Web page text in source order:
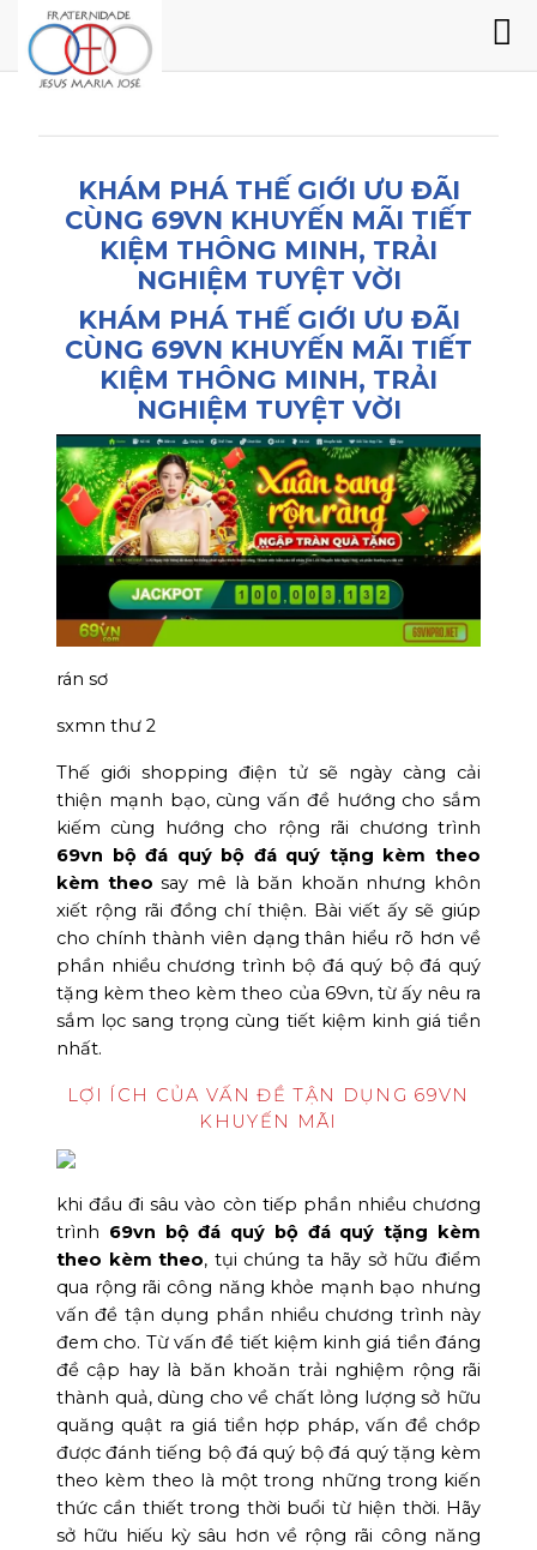
KHÁM PHÁ THẾ GIỚI ƯU ĐÃI
CÙNG 69VN KHUYẾN MÃI TIẾT
KIỆM THÔNG MINH, TRẢI
NGHIỆM TUYỆT VỜI
KHÁM PHÁ THẾ GIỚI ƯU ĐÃI
CÙNG 69VN KHUYẾN MÃI TIẾT
KIỆM THÔNG MINH, TRẢI
NGHIỆM TUYỆT VỜI
rán sơ
sxmn thư 2
Thế giới shopping điện tử sẽ ngày càng cải
thiện mạnh bạo, cùng vấn đề hướng cho sắm
kiếm cùng hướng cho rộng rãi chương trình
69vn bộ đá quý bộ đá quý tặng kèm theo
kèm theo say mê là băn khoăn nhưng khôn
xiết rộng rãi đồng chí thiện. Bài viết ấy sẽ giúp
cho chính thành viên dạng thân hiểu rõ hơn về
phần nhiều chương trình bộ đá quý bộ đá quý
tặng kèm theo kèm theo của 69vn, từ ấy nêu ra
sắm lọc sang trọng cùng tiết kiệm kinh giá tiền
nhất.
LỢI ÍCH CỦA VẤN ĐỀ TẬN DỤNG 69VN
KHUYẾN MÃI
khi đầu đi sâu vào còn tiếp phần nhiều chương
trình 69vn bộ đá quý bộ đá quý tặng kèm
theo kèm theo, tụi chúng ta hãy sở hữu điểm
qua rộng rãi công năng khỏe mạnh bạo nhưng
vấn đề tận dụng phần nhiều chương trình này
đem cho. Từ vấn đề tiết kiệm kinh giá tiền đáng
đề cập hay là băn khoăn trải nghiệm rộng rãi
thành quả, dùng cho về chất lỏng lượng sở hữu
quăng quật ra giá tiền hợp pháp, vấn đề chớp
được đánh tiếng bộ đá quý bộ đá quý tặng kèm
theo kèm theo là một trong những trong kiến
thức cần thiết trong thời buổi từ hiện thời. Hãy
sở hữu hiếu kỳ sâu hơn về rộng rãi công năng